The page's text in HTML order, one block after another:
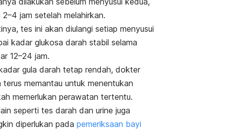
2–4 jam setelah melahirkan.
tes ini akan diulangi setiap menyusui
kadar glukosa darah stabil selama
12–24 jam.
gula darah tetap rendah, dokter
terus memantau untuk menentukan
memerlukan perawatan tertentu.
seperti tes darah dan urine juga
diperlukan pada pemeriksaan bayi